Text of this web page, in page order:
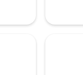
Ramus